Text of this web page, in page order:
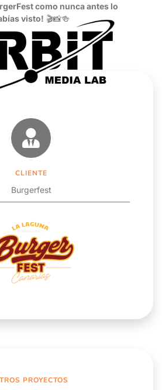
como nunca antes lo
visto! 🎬📸🍻
CLIENTE
Burgerfest
PROYECTOS